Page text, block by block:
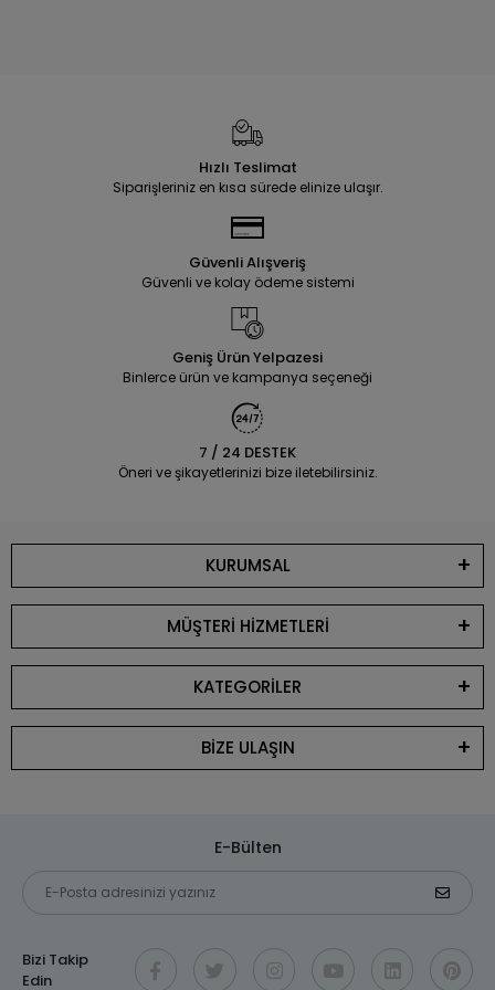
Hızlı Teslimat
Siparişleriniz en kısa sürede elinize ulaşır.
Güvenli Alışveriş
Güvenli ve kolay ödeme sistemi
Geniş Ürün Yelpazesi
Binlerce ürün ve kampanya seçeneği
7 / 24 DESTEK
Öneri ve şikayetlerinizi bize iletebilirsiniz.
KURUMSAL
MÜŞTERİ HİZMETLERİ
KATEGORİLER
BİZE ULAŞIN
E-Bülten
Bizi Takip
Edin